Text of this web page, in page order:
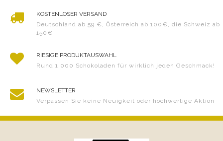
KOSTENLOSER VERSAND
Deutschland ab 59 €, Österreich ab 100€, die Schweiz ab
150€
RIESIGE PRODUKTAUSWAHL
Rund 1.000 Schokoladen für wirklich jeden Geschmack!
NEWSLETTER
Verpassen Sie keine Neuigkeit oder hochwertige Aktion